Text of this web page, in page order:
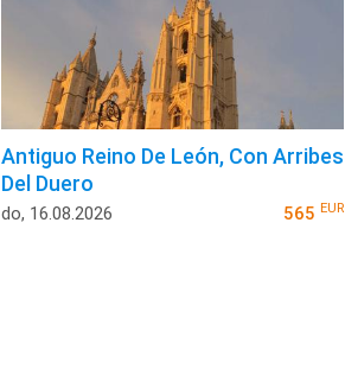
Antiguo Reino De León, Con Arribes
Del Duero
do, 16.08.2026 565EUR